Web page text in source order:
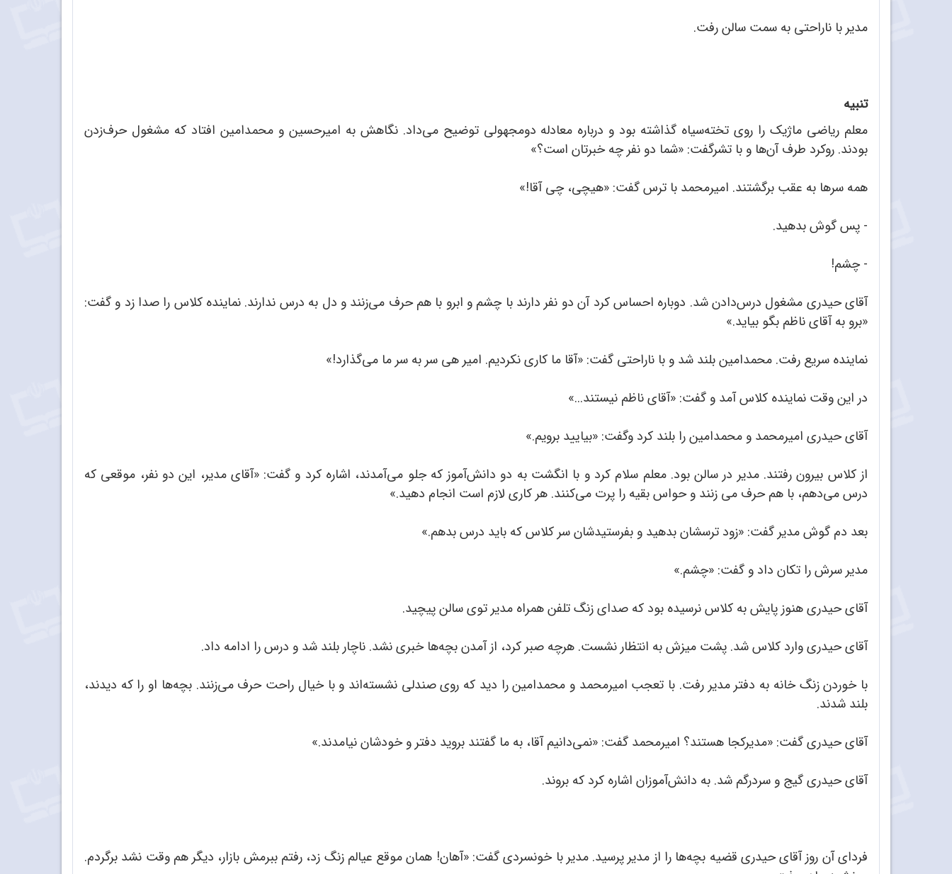
مدیر با ناراحتی به سمت سالن رفت.
تنبیه
معلم ریاضی ماژیک را روی تخته‌سیاه گذاشته بود و درباره معادله دومجهولی توضیح می‌داد. نگاهش به امیرحسین و محمدامین افتاد که مشغول حرف‌زدن
بودند. روکرد طرف آن‌ها و با تشرگفت: «شما دو نفر چه خبرتان است؟»
همه سرها به عقب برگشتند. امیرمحمد با ترس گفت: «هیچی، چی آقا!»
- پس گوش بدهید.
- چشم!
آقای حیدری مشغول درس‌دادن شد. دوباره احساس کرد آن‌ دو نفر دارند با چشم و ابرو با هم حرف می‌زنند و دل به درس ندارند. نماینده کلاس را صدا زد و گفت:
«برو به آقای ناظم بگو بیاید.»
نماینده سریع رفت. محمدامین بلند شد و با ناراحتی گفت: «آقا ما کاری نکردیم. امیر هی سر به سر ما می‌گذارد!»
در این وقت نماینده کلاس آمد و گفت: «آقای ناظم نیستند...»
آقای حیدری امیرمحمد و محمدامین را بلند کرد وگفت: «بیایید برویم.»
از کلاس بیرون رفتند. مدیر در سالن بود. معلم سلام کرد و با انگشت به دو دانش‌آموز که جلو می‌آمدند، اشاره کرد و گفت: «آقای مدیر، این دو نفر، موقعی که
درس می‌دهم، با هم حرف می زنند و حواس بقیه را پرت می‌کنند. هر کاری لازم است انجام دهید.»
بعد دم گوش مدیر گفت: «زود ترسشان بدهید و بفرستیدشان سر کلاس که باید درس بدهم.»
مدیر سرش را تکان داد و گفت: «چشم.»
آقای حیدری هنوز پایش به کلاس نرسیده بود که صدای زنگ تلفن همراه مدیر توی سالن پیچید.
آقای حیدری وارد کلاس شد. پشت میزش به انتظار نشست. هرچه صبر کرد، از آمدن بچه‌ها خبری نشد. ناچار بلند شد و درس را ادامه داد.
با خوردن زنگ خانه به دفتر مدیر رفت. با تعجب امیرمحمد و محمدامین را دید که روی صندلی نشسته‌اند و با خیال راحت حرف می‌زنند. بچه‌ها او را که دیدند،
بلند شدند.
آقای حیدری گفت: «مدیرکجا هستند؟ امیرمحمد گفت: «نمی‌دانیم آقا، به ما گفتند بروید دفتر و خودشان نیامدند.»
آقای حیدری گیج و سردرگم شد. به دانش‌آموزان اشاره کرد که بروند.
فردای آن روز آقای حیدری قضیه بچه‌ها را از مدیر پرسید. مدیر با خونسردی گفت: «آهان! همان موقع عیالم زنگ زد، رفتم ببرمش بازار، دیگر هم وقت نشد برگردم.